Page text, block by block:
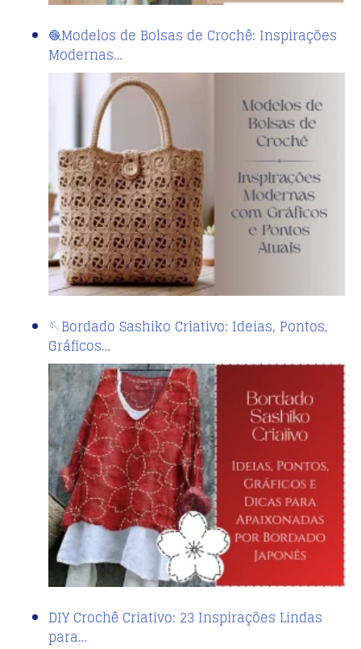
🧶Modelos de Bolsas de Crochê: Inspirações
Modernas…
🪡Bordado Sashiko Criativo: Ideias, Pontos,
Gráficos…
DIY Crochê Criativo: 23 Inspirações Lindas
para…